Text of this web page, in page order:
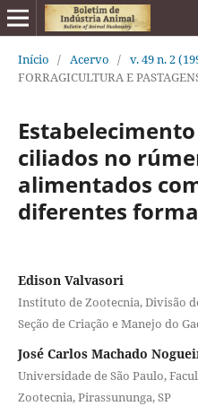
Início / Acervo / v. 49 n. 2
FORRAGICULTURA E
ciliados no
alimentados
diferentes
Edison Valvasori
Instituto de Zootecnia, Divisão
Seção de Criação e Manejo do
José Carlos Machado
Universidade de São Paulo,
Zootecnia, Pirassununga, SP